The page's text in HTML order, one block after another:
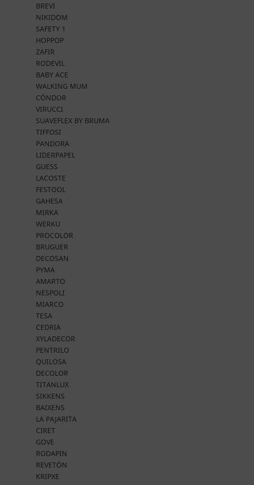
BREVI
NIKIDOM
SAFETY 1
HOPPOP
ZAFIR
RODEVIL
BABY ACE
WALKING MUM
CÓNDOR
VIRUCCI
SUAVEFLEX BY BRUMA
TIFFOSI
PANDORA
LIDERPAPEL
GUESS
LACOSTE
FESTOOL
GAHESA
MIRKA
WERKU
PROCOLOR
BRUGUER
DECOSAN
PYMA
AMARTO
NESPOLI
MIARCO
TESA
CEDRIA
XYLADECOR
PENTRILO
QUILOSA
DECOLOR
TITANLUX
SIKKENS
BAIXENS
LA PAJARITA
CIRET
GOVE
RODAPIN
REVETÓN
KRIPXE